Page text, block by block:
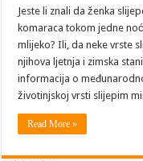
Jeste li znali da ženka
komaraca tokom jedne
mlijeko? Ili, da neke vrste
njihova ljetnja i zimska
informacija o
životinjskoj vrsti slijepim
Read More »